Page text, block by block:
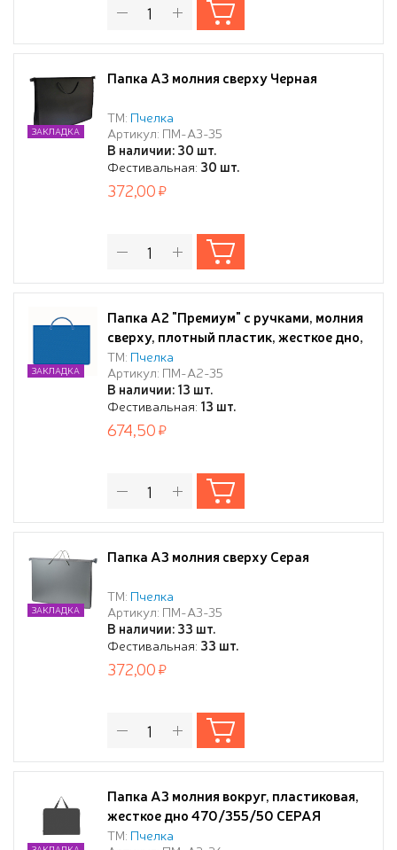
Папка А3 молния сверху Черная
ТМ: Пчелка
Артикул: ПМ-А3-35
В наличии: 30 шт.
Фестивальная: 30 шт.
ЗАКЛАДКА
372,00
Папка А2 "Премиум" с ручками, молния
сверху, плотный пластик, жесткое дно,
синяя
ТМ: Пчелка
Артикул: ПМ-А2-35
В наличии: 13 шт.
Фестивальная: 13 шт.
ЗАКЛАДКА
674,50
Папка А3 молния сверху Серая
ТМ: Пчелка
Артикул: ПМ-А3-35
В наличии: 33 шт.
Фестивальная: 33 шт.
ЗАКЛАДКА
372,00
Папка А3 молния вокруг, пластиковая,
жесткое дно 470/355/50 СЕРАЯ
ТМ: Пчелка